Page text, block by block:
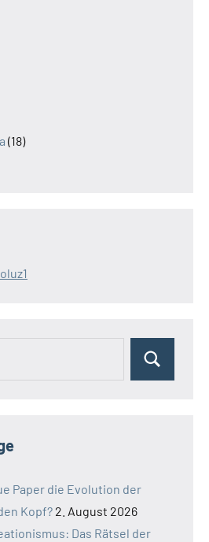
(18)
Suchen
Paper die Evolution der
Kopf? 2. August 2026
Das Rätsel der